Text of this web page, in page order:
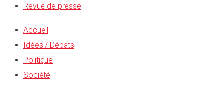
Revue de presse
Accueil
Idées / Débats
Politique
Société